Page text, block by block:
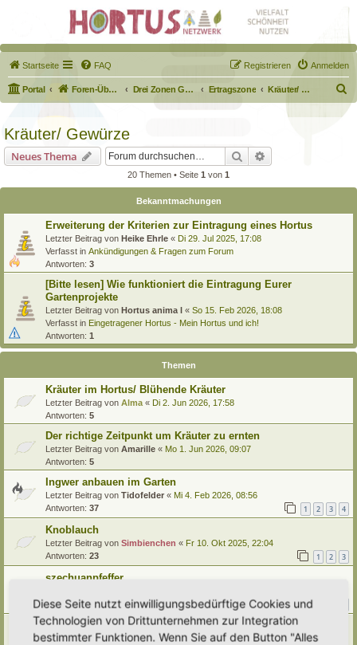
Startseite FAQ Anmelden
Registrieren
Portal Foren-Übersicht Drei Zonen Garten Ertragszone Kräuter/ Gewürze
u
Kräuter/ Gewürze
Neues Thema Suche
20 Themen • Seite 1 von 1
Bekanntmachungen
Erweiterung der Kriterien zur Eintragung eines Hortus
Letzter Beitrag von Heike Ehrle « Di 29. Jul 2025, 17:08
Verfasst in Ankündigungen & Fragen zum Forum
Antworten: 3
[Bitte lesen] Wie funktioniert die Eintragung Eurer
Gartenprojekte
Letzter Beitrag von Hortus anima l « So 15. Feb 2026, 18:08
Verfasst in Eingetragener Hortus - Mein Hortus und ich!
Antworten: 1
Themen
Kräuter im Hortus/ Blühende Kräuter
Letzter Beitrag von Alma « Di 2. Jun 2026, 17:58
Antworten: 5
Der richtige Zeitpunkt um Kräuter zu ernten
Letzter Beitrag von Amarille « Mo 1. Jun 2026, 09:07
Antworten: 5
Ingwer anbauen im Garten
Letzter Beitrag von Tidofelder « Mi 4. Feb 2026, 08:56
Antworten: 37 1 2 3 4
Knoblauch
Letzter Beitrag von Simbienchen « Fr 10. Okt 2025, 22:04
Antworten: 23 1 2 3
szechuanpfeffer
Antworten:23
Dill
Letzter Beitrag vonAlma«Di 19. Aug 2025, 16:35
Diese Seite nutzt einwilligungsbedürftige Cookies und
Technologien von Drittunternehmen zur Integration
bestimmter Funktionen. Wenn Sie auf den Button "Alles